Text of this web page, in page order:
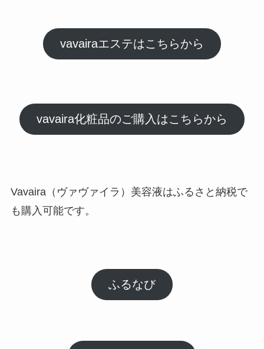
vavairaエステはこちらから
vavaira化粧品のご購入はこちらから
Vavaira（ヴァヴァイラ）美容液はふるさと納税で
も購入可能です。
ふるなび